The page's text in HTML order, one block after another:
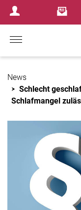
Login Menu
News
Schlecht
Schlafmangel